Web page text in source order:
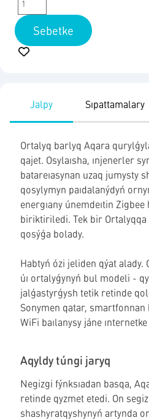
Sebetke
Jalpy Sıpattamalary
Ortalyq barlyq Aqara
qajet. Osylaısha, ınjenerler
batareıasynan uzaq jumysty
qosylymyn paıdalanýdyń
energıany únemdeıtin
biriktiriledi. Tek bir Ortalyqqa
qosýǵa bolady.
Habtyń ózi jeliden qýat alady.
úı ortalyǵynyń bul modeli -
jalǵastyrǵysh tetik retinde
Sonymen qatar, smartfonnan
WiFi baılanysy jáne
Aqyldy túngi jaryq
Negizgi fýnksıadan basqa,
retinde qyzmet etedi. On
shashyratqyshynyń artynda